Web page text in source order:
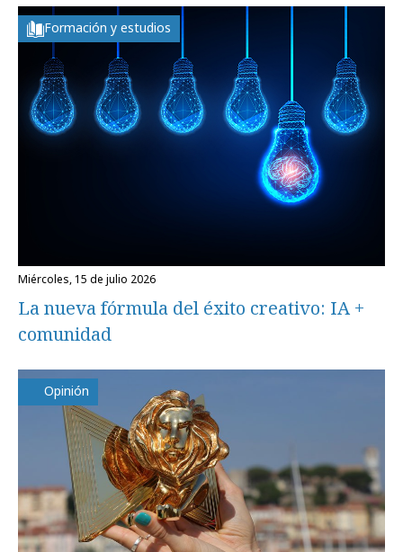
Formación y estudios
miércoles, 15 de julio 2026
La nueva fórmula del éxito creativo: IA +
comunidad
Opinión